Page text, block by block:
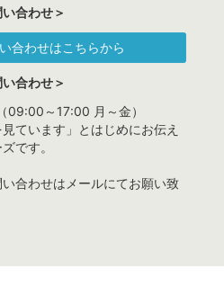
合わせ＞
合わせはこちらから
合わせ＞
～17:00 月～金）
見ています」とはじめにお伝え
です。
合わせはメールにてお願い致